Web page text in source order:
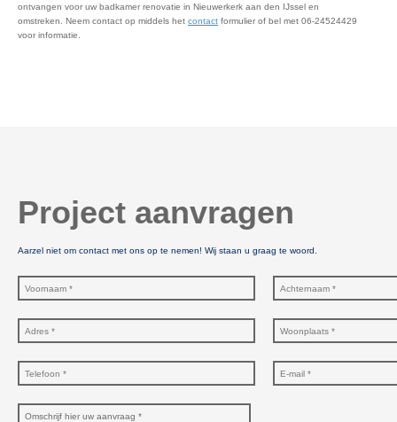
ontvangen voor uw badkamer renovatie in Nieuwerkerk aan den IJssel en
omstreken. Neem contact op middels het contact formulier of bel met 06-24524429
voor informatie.
Project aanvragen
Aarzel niet om contact met ons op te nemen! Wij staan u graag te woord.